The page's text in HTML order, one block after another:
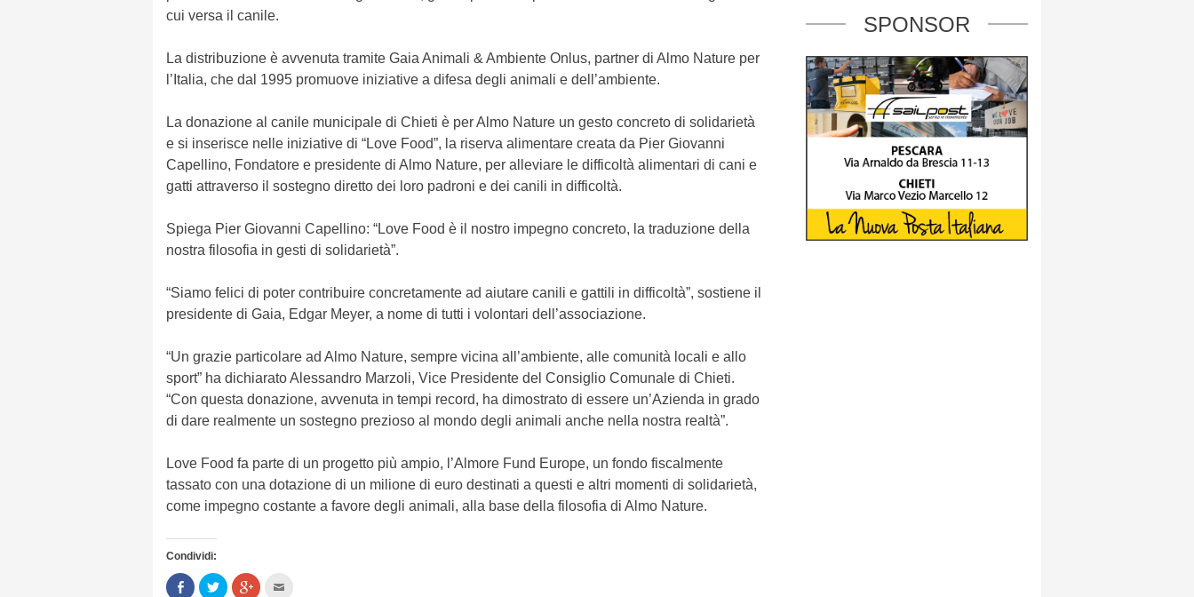
cui versa il canile.
La distribuzione è avvenuta tramite Gaia Animali & Ambiente Onlus, partner di Almo Nature per
l’Italia, che dal 1995 promuove iniziative a difesa degli animali e dell’ambiente.
La donazione al canile municipale di Chieti è per Almo Nature un gesto concreto di solidarietà
e si inserisce nelle iniziative di “Love Food”, la riserva alimentare creata da Pier Giovanni
Capellino, Fondatore e presidente di Almo Nature, per alleviare le difficoltà alimentari di cani e
gatti attraverso il sostegno diretto dei loro padroni e dei canili in difficoltà.
Spiega Pier Giovanni Capellino: “Love Food è il nostro impegno concreto, la traduzione della
nostra filosofia in gesti di solidarietà”.
“Siamo felici di poter contribuire concretamente ad aiutare canili e gattili in difficoltà”, sostiene il
presidente di Gaia, Edgar Meyer, a nome di tutti i volontari dell’associazione.
“Un grazie particolare ad Almo Nature, sempre vicina all’ambiente, alle comunità locali e allo
sport” ha dichiarato Alessandro Marzoli, Vice Presidente del Consiglio Comunale di Chieti.
“Con questa donazione, avvenuta in tempi record, ha dimostrato di essere un’Azienda in grado
di dare realmente un sostegno prezioso al mondo degli animali anche nella nostra realtà”.
Love Food fa parte di un progetto più ampio, l’Almore Fund Europe, un fondo fiscalmente
tassato con una dotazione di un milione di euro destinati a questi e altri momenti di solidarietà,
come impegno costante a favore degli animali, alla base della filosofia di Almo Nature.
Condividi:
CondividiClicca Clicca
SPONSOR